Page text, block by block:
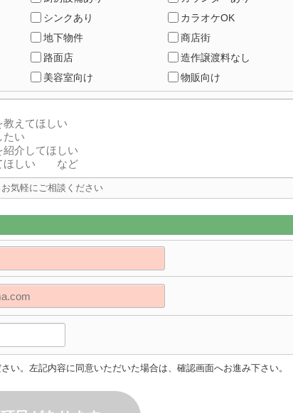
シンクあり
カラオケOK
地下物件
商店街
路面店
造作譲渡料なし
美容室向け 物販向け
気軽にご相談ください
い。左記内容に同意いただいた場合は、確認画面へお進み下さい。